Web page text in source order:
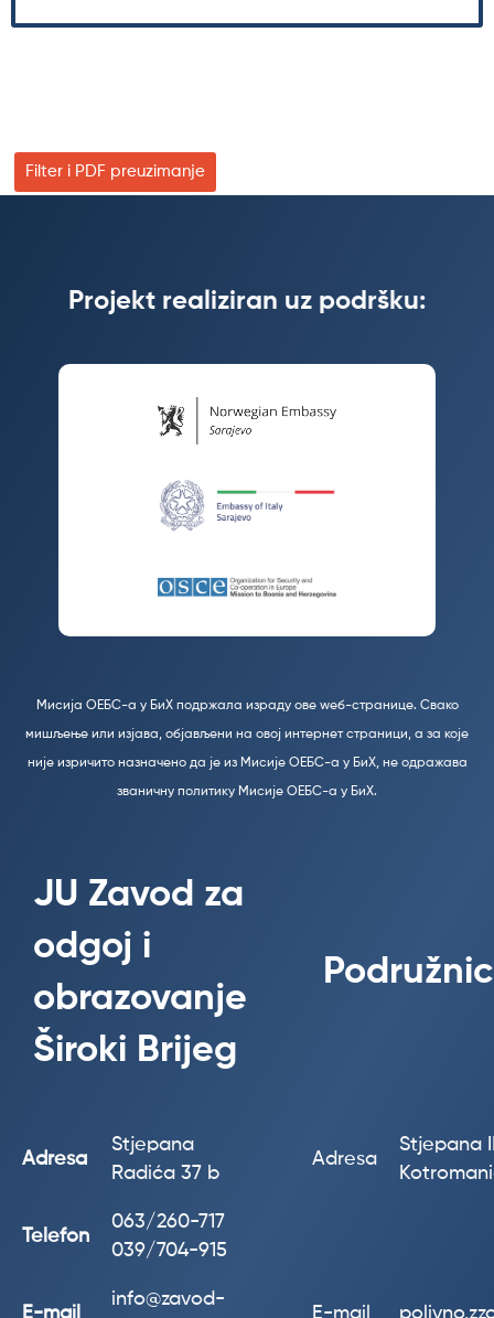
Filter i PDF preuzimanje
Projekt realiziran uz podršku:
Мисија ОЕБС-а у БиХ подржала израду ове wеб-странице. Свако
мишљење или изјава, објављени на овој интернет страници, а за које
није изричито назначено да је из Мисије ОЕБС-а у БиХ, не одражава
званичну политику Мисије ОЕБС-а у БиХ.
JU Zavod za
odgoj i
obrazovanje
Široki Brijeg
Adresa
Stjepana
Radića 37 b
Adresa
Stjepana
Telefon
063/260-717
039/704-915
E-mail
info@zavod-
E-mail